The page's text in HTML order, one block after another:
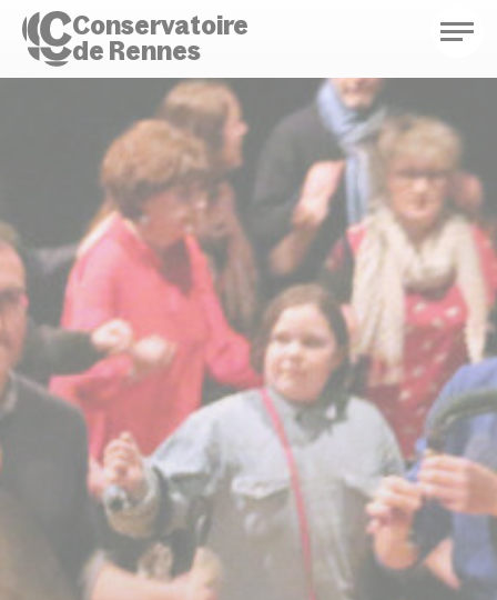
Conservatoire
de Rennes
Conservatoire de Rennes
Enseignements
Saison culturelle
Actions d'éducation
Bibliothèque musicale
Infos pratiques
CANDIDATURES
BILLETTERIE